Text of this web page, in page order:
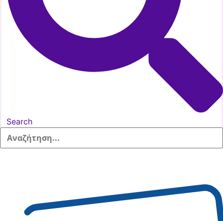
Search